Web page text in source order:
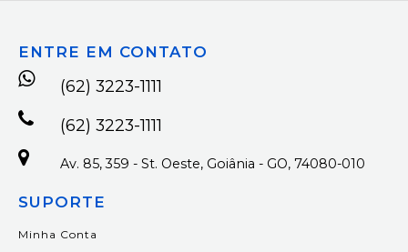
ENTRE EM CONTATO
(62) 3223-1111
(62) 3223-1111
Av. 85, 359 - St. Oeste, Goiânia - GO, 74080-010
SUPORTE
Minha Conta